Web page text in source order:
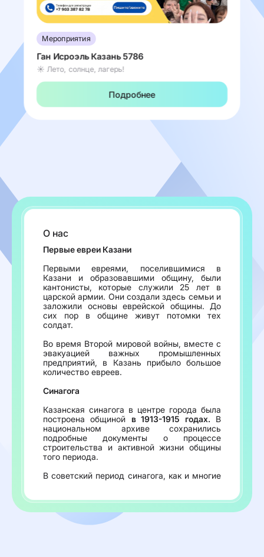
Мероприятия
Ган Исроэль Казань 5786
☀️ Лето, солнце, лагерь!
Подробнее
О нас
Первые евреи Казани
Первыми евреями, поселившимися в
Казани и образовавшими общину, были
кантонисты, которые служили 25 лет в
царской армии. Они создали здесь семьи и
заложили основы еврейской общины. До
сих пор в общине живут потомки тех
солдат.
Во время Второй мировой войны, вместе с
эвакуацией важных промышленных
предприятий, в Казань прибыло большое
количество евреев.
Синагога
Казанская синагога в центре города была
построена общиной в 1913-1915 годах. В
национальном архиве сохранились
подробные документы о процессе
строительства и активной жизни общины
того периода.
В советский период синагога, как и многие
Еврейские институты закрыли, а
религиозная жизнь ушла в подполье.
Однако все эти годы в городе сохранялось